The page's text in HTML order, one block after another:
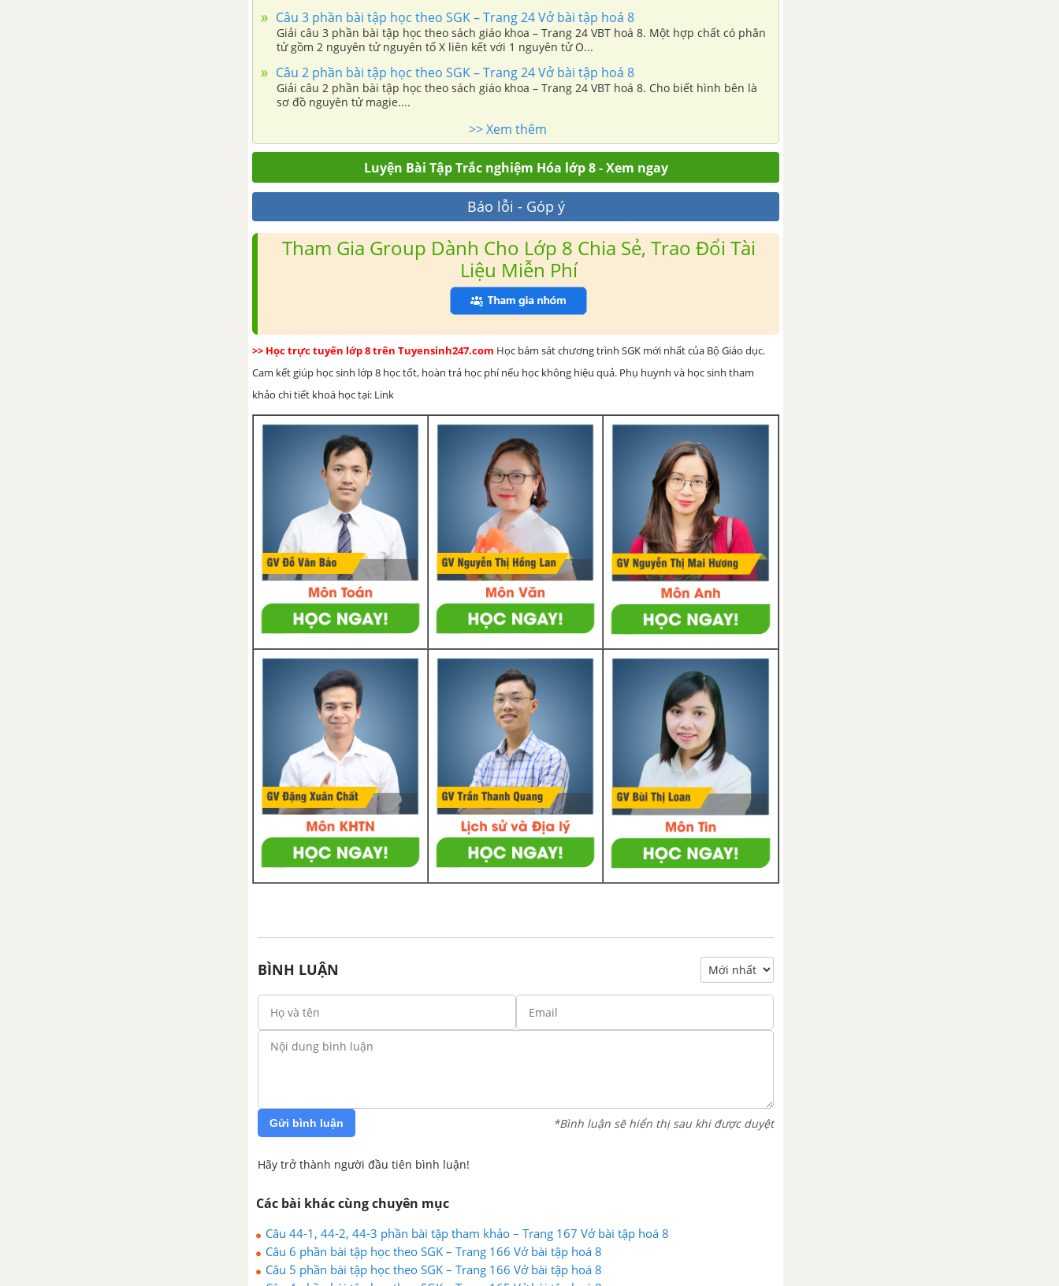
Câu 3 phần bài tập học theo SGK – Trang 24 Vở bài tập hoá 8
Giải câu 3 phần bài tập học theo sách giáo khoa – Trang 24 VBT hoá 8. Một hợp chất có phân
tử gồm 2 nguyên tử nguyên tố X liên kết với 1 nguyên tử O...
Câu 2 phần bài tập học theo SGK – Trang 24 Vở bài tập hoá 8
Giải câu 2 phần bài tập học theo sách giáo khoa – Trang 24 VBT hoá 8. Cho biết hình bên là
sơ đồ nguyên tử magie....
>> Xem thêm
Luyện Bài Tập Trắc nghiệm Hóa lớp 8 - Xem ngay
Báo lỗi - Góp ý
Tham Gia Group Dành Cho Lớp 8 Chia Sẻ, Trao Đổi Tài
Liệu Miễn Phí
>> Học trực tuyến lớp 8 trên Tuyensinh247.com Học bám sát chương trình SGK mới nhất của Bộ Giáo dục.
Cam kết giúp học sinh lớp 8 học tốt, hoàn trả học phí nếu học không hiệu quả. Phụ huynh và học sinh tham
khảo chi tiết khoá học tại: Link
BÌNH LUẬN
Gửi bình luận *Bình luận sẽ hiển thị sau khi được duyệt
Hãy trở thành người đầu tiên bình luận!
Các bài khác cùng chuyên mục
Câu 44-1, 44-2, 44-3 phần bài tập tham khảo – Trang 167 Vở bài tập hoá 8
Câu 6 phần bài tập học theo SGK – Trang 166 Vở bài tập hoá 8
Câu 5 phần bài tập học theo SGK – Trang 166 Vở bài tập hoá 8